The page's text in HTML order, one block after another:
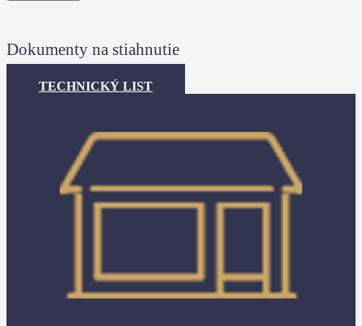
Dokumenty na stiahnutie
TECHNICKÝ LIST